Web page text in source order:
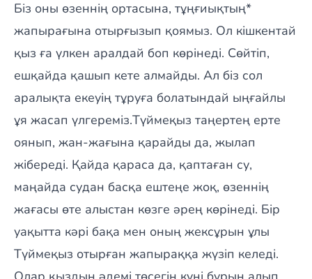
Біз оны өзеннің ортасына, тұңғиықтың*
жапырағына отырғызып қоямыз. Ол кішкентай
қыз ға үлкен аралдай боп көрінеді. Сөйтіп,
ешқайда қашып кете алмайды. Ал біз сол
аралықта екеуің тұруға болатындай ыңғайлы
ұя жасап үлгереміз.Түймеқыз таңертең ерте
оянып, жан-жағына қарайды да, жылап
жібереді. Қайда қараса да, қаптаған су,
маңайда судан басқа ештеңе жоқ, өзеннің
жағасы өте алыстан көзге әрең көрінеді. Бір
уақытта кәрі бақа мен оның жексұрын ұлы
Түймеқыз отырған жапыраққа жүзіп келеді.